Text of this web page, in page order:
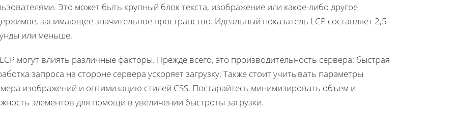
Это может быть крупный блок текста, изображение или какое-либо другое
занимающее значительное пространство. Идеальный показатель LCP составляет 2,5
или меньше.
могут влиять различные факторы. Прежде всего, это производительность сервера: быстрая
запроса на стороне сервера ускоряет загрузку. Также стоит учитывать параметры
изображений и оптимизацию стилей CSS. Постарайтесь минимизировать объем и
элементов для помощи в увеличении быстроты загрузки.